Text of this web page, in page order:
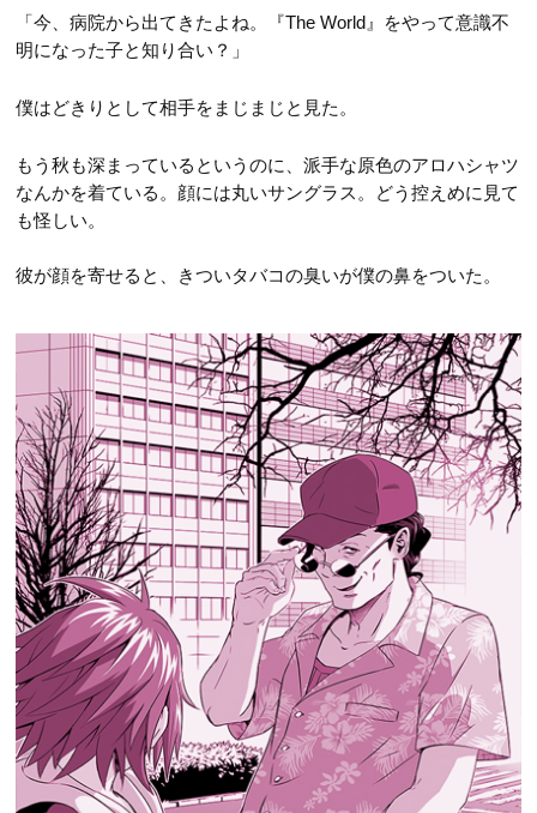
「今、病院から出てきたよね。『The World』をやって意識不
明になった子と知り合い？」
僕はどきりとして相手をまじまじと見た。
もう秋も深まっているというのに、派手な原色のアロハシャツ
なんかを着ている。顔には丸いサングラス。どう控えめに見て
も怪しい。
彼が顔を寄せると、きついタバコの臭いが僕の鼻をついた。